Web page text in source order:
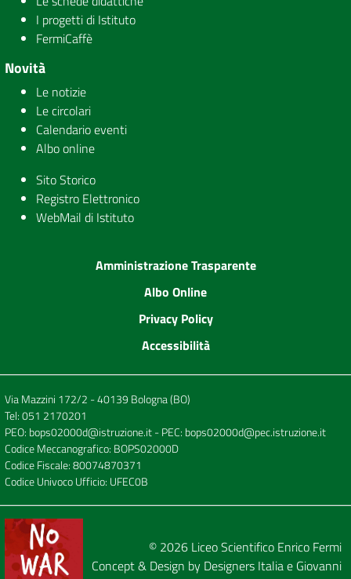
I progetti di Istituto
FermiCaffè
Novità
Le notizie
Le circolari
Calendario eventi
Albo online
Sito Storico
Registro Elettronico
WebMail di Istituto
Amministrazione Trasparente
Albo Online
Privacy Policy
Accessibilità
Via Mazzini 172/2 - 40139 Bologna (BO)
Tel:051 2170201
PEO: bops02000d@istruzione.it- PEC: bops02000d@pec.istruzione.it
Codice Meccanografico: BOPS02000D
Codice Fiscale: 80074870371
Codice Univoco Ufficio: UFEC0B
© 2026 Liceo Scientifico Enrico Fermi
Concept & Design by Designers Italiae Giovanni